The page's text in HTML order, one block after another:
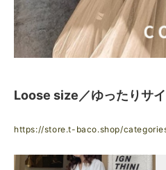
Loose size／ゆったりサ
https://store.t-baco.shop/